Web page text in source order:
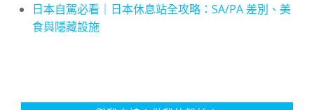
日本自駕必看｜日本休息站全攻略：SA/PA 差別、美
食與隱藏設施